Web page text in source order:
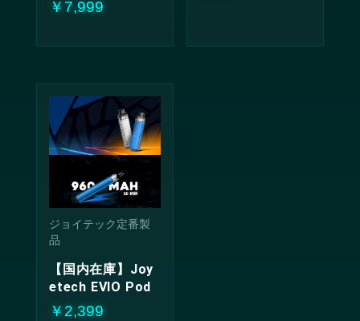
￥7,999
ジョイテック定番製
品
【国内在庫】Joy
etech EVIO Pod
￥2,399